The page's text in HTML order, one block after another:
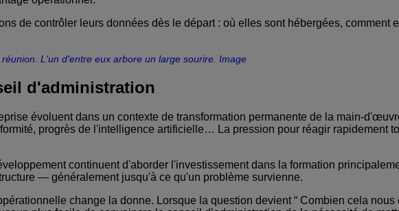
de contrôler leurs données dès le départ : où elles sont hébergées, comment
d'administration
évoluent dans un contexte de transformation permanente de la main-
progrès de l'intelligence artificielle… La pression pour réagir rapidement
continuent d'aborder l'investissement dans la formation
— généralement jusqu'à ce qu'un problème survienne.
change la donne. Lorsque la question devient “ Combien cela